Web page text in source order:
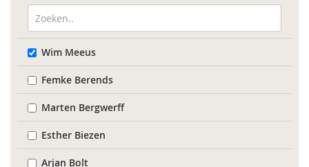
Wim Meeus
Femke Berends
Marten Bergwerff
Esther Biezen
Arjan Bolt